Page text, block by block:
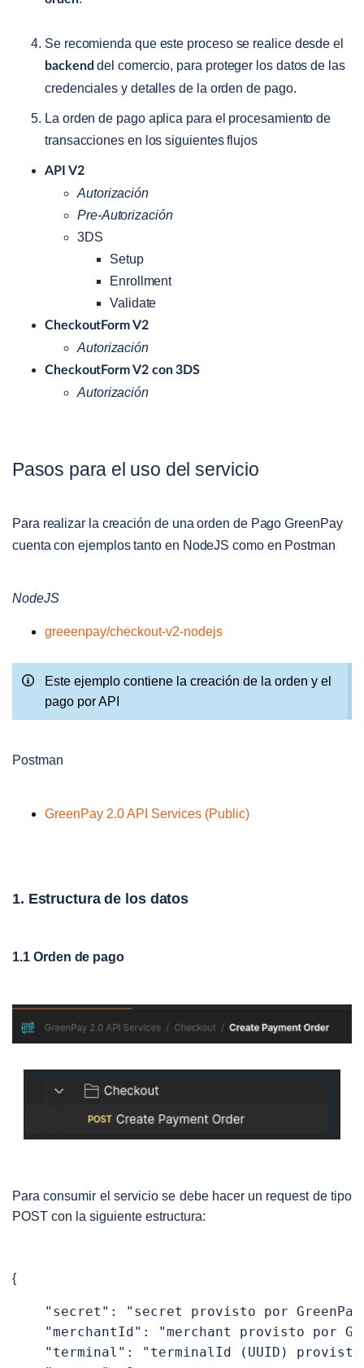
Se recomienda que este proceso se realice desde el
backend del comercio, para proteger los datos de las
credenciales y detalles de la orden de pago.
La orden de pago aplica para el procesamiento de
transacciones en los siguientes flujos
API V2
Autorización
Pre-Autorización
3DS
Setup
Enrollment
Validate
CheckoutForm V2
Autorización
CheckoutForm V2 con 3DS
Autorización
Pasos para el uso del servicio
Para realizar la creación de una orden de Pago GreenPay
cuenta con ejemplos tanto en NodeJS como en Postman
NodeJS
greeenpay/checkout-v2-nodejs
Este ejemplo contiene la creación de la orden y el
pago por API
Postman
GreenPay 2.0 API Services (Public)
1. Estructura de los datos
1.1 Orden de pago
Para consumir el servicio se debe hacer un request de tipo
POST con la siguiente estructura:
{
"secret": "secret provisto por
"merchantId": "merchant provisto por
"terminal": "terminalId (UUID)